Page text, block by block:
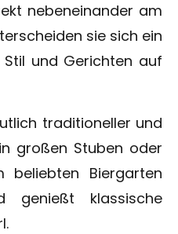
nebeneinander am
sie sich ein
und Gerichten auf
traditioneller und
großen Stuben oder
Biergarten
klassische